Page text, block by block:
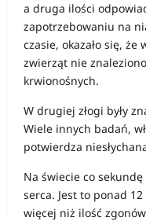
a druga ilości
zapotrzebowaniu na
czasie, okazało się,
zwierząt nie
krwionośnych.
W drugiej złogi były
Wiele innych badań,
potwierdza
Na świecie co
serca. Jest to ponad
więcej niż ilość